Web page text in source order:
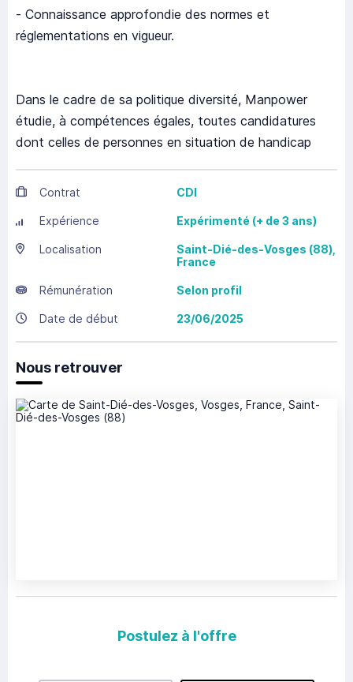
- Connaissance approfondie des normes et
réglementations en vigueur.
Dans le cadre de sa politique diversité, Manpower
étudie, à compétences égales, toutes candidatures
dont celles de personnes en situation de handicap
Contrat CDI
Expérience Expérimenté (+ de 3 ans)
Localisation Saint-Dié-des-Vosges (88),
France
Rémunération Selon profil
Date de début 23/06/2025
Nous retrouver
Postulez à l'offre